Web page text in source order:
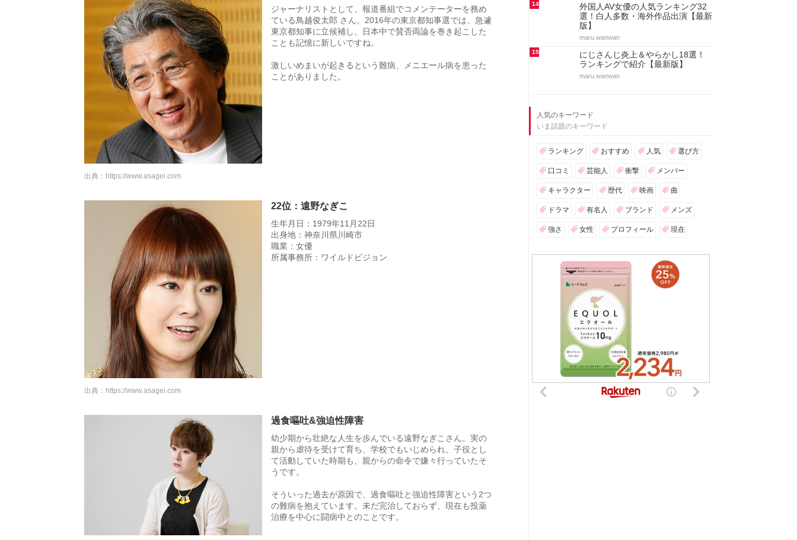
ジャーナリストとして、報道番組でコメンテーターを務め
ている鳥越俊太郎 さん。2016年の東京都知事選では、急遽
東京都知事に立候補し、日本中で賛否両論を巻き起こした
ことも記憶に新しいですね。
激しいめまいが起きるという難病、メニエール病を患った
ことがありました。
出典： https://www.asagei.com
22位：遠野なぎこ
生年月日：1979年11月22日
出身地：神奈川県川崎市
職業：女優
所属事務所：ワイルドビジョン
出典： https://www.asagei.com
過食嘔吐&強迫性障害
幼少期から壮絶な人生を歩んでいる遠野なぎこさん。実の
親から虐待を受けて育ち、学校でもいじめられ、子役とし
て活動していた時期も、親からの命令で嫌々行っていたそ
うです。
そういった過去が原因で、過食嘔吐と強迫性障害という2つ
の難病を抱えています。未だ完治しておらず、現在も投薬
治療を中心に闘病中とのことです。
14
外国人AV女優の人気ランキング32
選！白人多数・海外作品出演【最新
版】
maru.wanwan
15
にじさんじ炎上＆やらかし18選！
ランキングで紹介【最新版】
maru.wanwan
人気のキーワード
いま話題のキーワード
ランキング おすすめ 人気 選び方
口コミ 芸能人 衝撃 メンバー
キャラクター 歴代 映画 曲
ドラマ 有名人 ブランド メンズ
強さ 女性 プロフィール 現在